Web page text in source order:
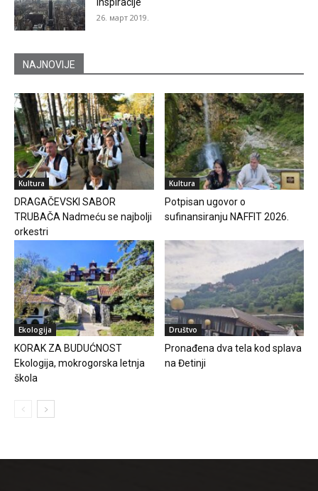
inspiracije
26. март 2019.
NAJNOVIJE
Kultura
DRAGAČEVSKI SABOR
TRUBAČA Nadmeću se najbolji
orkestri
Kultura
Potpisan ugovor o
sufinansiranju NAFFIT 2026.
Ekologija
KORAK ZA BUDUĆNOST
Ekologija, mokrogorska letnja
škola
Društvo
Pronađena dva tela kod splava
na Đetinji